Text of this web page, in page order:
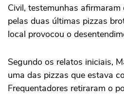
Civil, testemunhas
pelas duas últimas pizzas
local provocou o
Segundo os relatos iniciais,
uma das pizzas que estava
Frequentadores retiraram o